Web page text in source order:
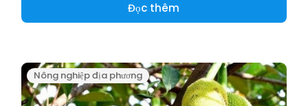
Đọc thêm
Nông nghiệp địa phương